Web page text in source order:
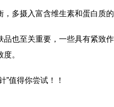
，多摄入富含维生素和蛋白质
品也至关重要，一些具有紧致
。
”值得你尝试！！